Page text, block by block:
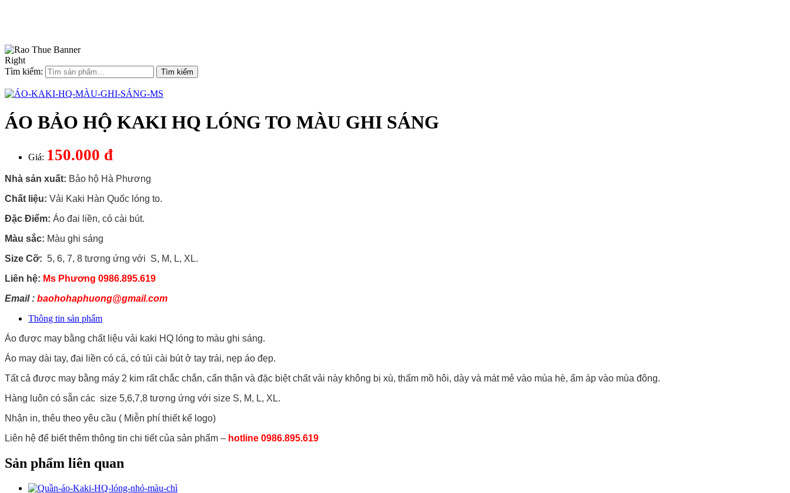
Tìm kiếm:
ÁO BẢO HỘ KAKI HQ LÓNG TO MÀU GHI SÁNG
Giá: 150.000 đ
Nhà sản xuất: Bảo hộ Hà Phương
Chất liệu: Vải Kaki Hàn Quốc lóng to.
Đặc Điểm: Áo đai liền, có cài bút.
Màu sắc: Màu ghi sáng
Size Cỡ: 5, 6, 7, 8 tương ứng với S, M, L, XL.
Liên hệ: Ms Phương 0986.895.619
Email : baohohaphuong@gmail.com
Thông tin sản phẩm
Áo được may bằng chất liệu vải kaki HQ lóng to màu ghi sáng.
Áo may dài tay, đai liền có cá, có túi cài bút ở tay trái, nẹp áo đẹp.
Tất cả được may bằng máy 2 kim rất chắc chắn, cẩn thận và đặc biệt chất vải này không bị xù, thấm mồ hôi, dày và mát mẻ vào mùa hè, ấm áp vào mùa đông.
Hàng luôn có sẵn các size 5,6,7,8 tương ứng với size S, M, L, XL.
Nhận in, thêu theo yêu cầu ( Miễn phí thiết kế logo)
Liên hệ để biết thêm thông tin chi tiết của sản phẩm – hotline 0986.895.619
Sản phẩm liên quan